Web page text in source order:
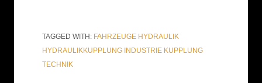
TAGGED WITH: FAHRZEUGE HYDRAULIK
HYDRAULIKKUPPLUNG
INDUSTRIE KUPPLUNG
TECHNIK